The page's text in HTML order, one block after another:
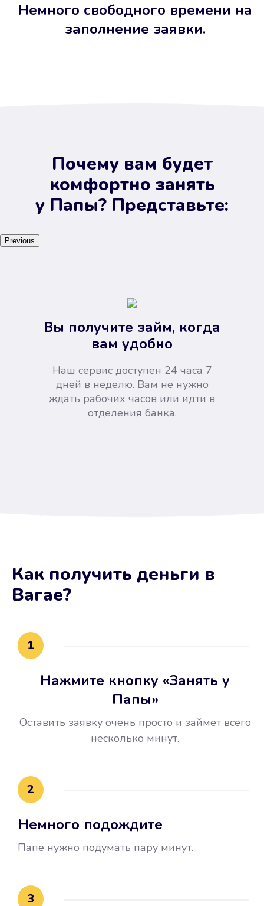
Немного свободного времени на
заполнение заявки.
Почему вам будет
комфортно занять
у Папы? Представьте:
Previous
Вы получите займ, когда
вам удобно
Наш сервис доступен 24 часа 7
дней в неделю. Вам не нужно
ждать рабочих часов или идти в
отделения банка.
Не потребовались справки, залоги
и поручители. Папа вам доверяет.
воспользовались бесплатной
это открыло новые возможности в
Как получить деньги в
Вагае?
1
Нажмите кнопку «Занять у
Папы»
Оставить заявку очень просто и займет всего
несколько минут.
2
Немного подождите
Папе нужно подумать пару минут.
3